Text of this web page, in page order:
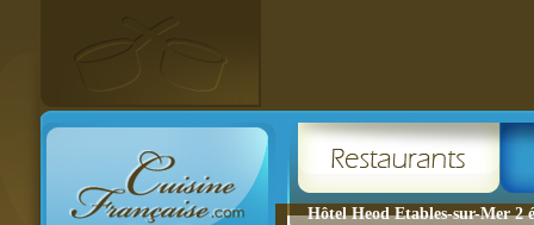
Hôtel Heod Etables-sur-Mer 2